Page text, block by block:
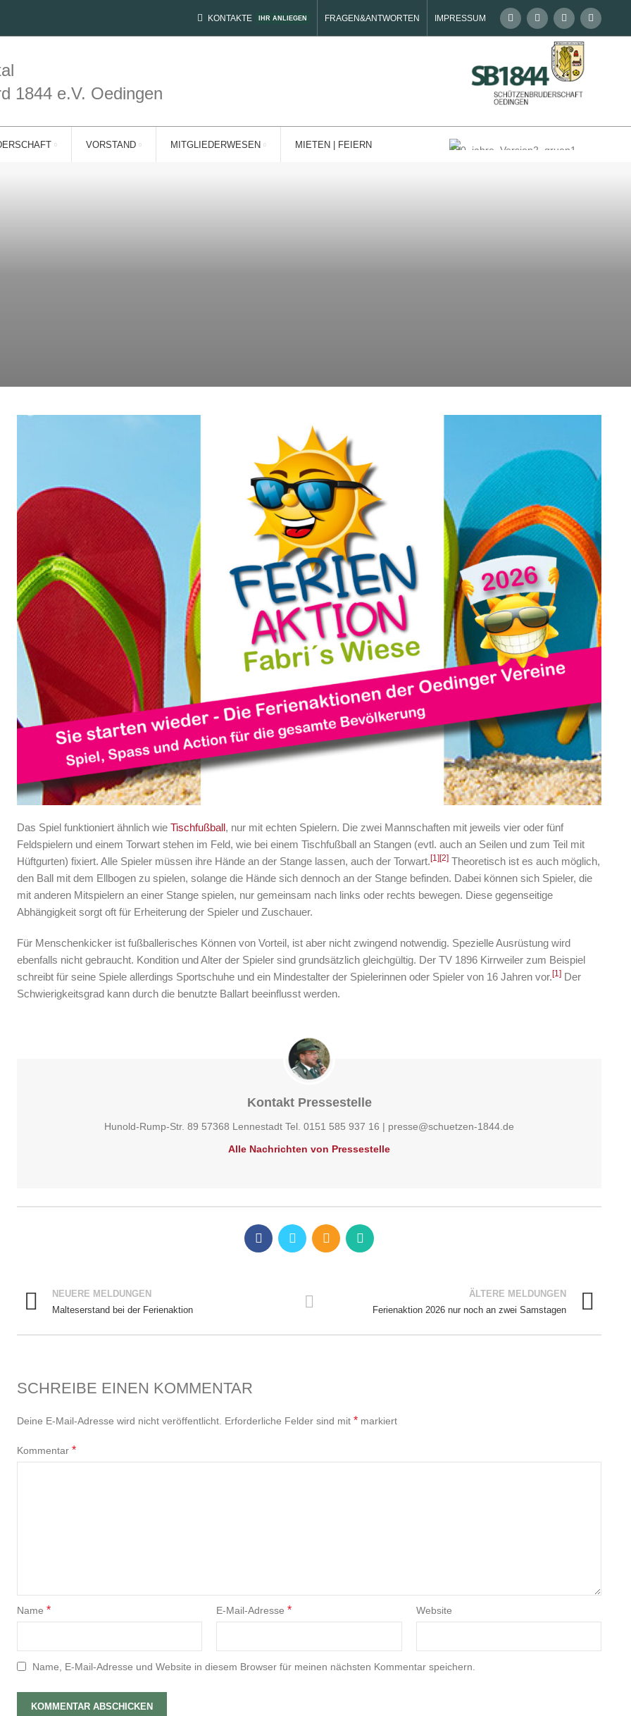
KONTAKTE IHR ANLIEGEN FRAGEN&ANTWORTEN IMPRESSUM
1844 e.V. Oedingen
VORSTAND MITGLIEDERWESEN MIETEN | FEIERN
Das Spiel funktioniert ähnlich wie Tischfußball, nur mit echten Spielern. Die zwei Mannschaften mit jeweils vier oder fünf
Feldspielern und einem Torwart stehen im Feld, wie bei einem Tischfußball an Stangen (evtl. auch an Seilen und zum Teil mit
Hüftgurten) fixiert. Alle Spieler müssen ihre Hände an der Stange lassen, auch der Torwart. [1] [2] Theoretisch ist es auch möglich,
den Ball mit dem Ellbogen zu spielen, solange die Hände sich dennoch an der Stange befinden. Dabei können sich Spieler, die
mit anderen Mitspielern an einer Stange spielen, nur gemeinsam nach links oder rechts bewegen. Diese gegenseitige
Abhängigkeit sorgt oft für Erheiterung der Spieler und Zuschauer.
Für Menschenkicker ist fußballerisches Können von Vorteil, ist aber nicht zwingend notwendig. Spezielle Ausrüstung wird
ebenfalls nicht gebraucht. Kondition und Alter der Spieler sind grundsätzlich gleichgültig. Der TV 1896 Kirrweiler zum Beispiel
schreibt für seine Spiele allerdings Sportschuhe und ein Mindestalter der Spielerinnen oder Spieler von 16 Jahren vor. [1] Der
Schwierigkeitsgrad kann durch die benutzte Ballart beeinflusst werden.
Kontakt Pressestelle
Hunold-Rump-Str. 89 57368 Lennestadt Tel. 0151 585 937 16 | presse@schuetzen-1844.de
Alle Nachrichten von Pressestelle
NEUERE MELDUNGEN
Malteserstand bei der Ferienaktion
ÄLTERE MELDUNGEN
Ferienaktion 2026 nur noch an zwei Samstagen
SCHREIBE EINEN KOMMENTAR
Deine E-Mail-Adresse wird nicht veröffentlicht. Erforderliche Felder sind mit * markiert
Kommentar *
Name * E-Mail-Adresse* Website
Name, E-Mail-Adresse und Website in diesem Browser für meinen nächsten Kommentar speichern.